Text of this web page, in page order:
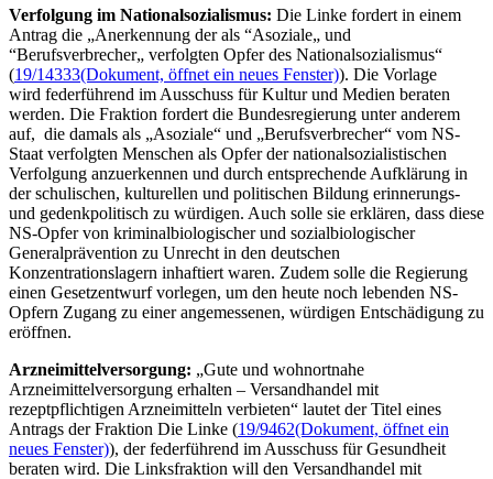
Verfolgung im Nationalsozialismus: Die Linke fordert in einem
Antrag die „Anerkennung der als “Asoziale„ und
“Berufsverbrecher„ verfolgten Opfer des Nationalsozialismus“
(19/14333(Dokument, öffnet ein neues Fenster)). Die Vorlage
wird federführend im Ausschuss für Kultur und Medien beraten
werden. Die Fraktion fordert die Bundesregierung unter anderem
auf, die damals als „Asoziale“ und „Berufsverbrecher“ vom NS-
Staat verfolgten Menschen als Opfer der nationalsozialistischen
Verfolgung anzuerkennen und durch entsprechende Aufklärung in
der schulischen, kulturellen und politischen Bildung erinnerungs-
und gedenkpolitisch zu würdigen. Auch solle sie erklären, dass diese
NS-Opfer von kriminalbiologischer und sozialbiologischer
Generalprävention zu Unrecht in den deutschen
Konzentrationslagern inhaftiert waren. Zudem solle die Regierung
einen Gesetzentwurf vorlegen, um den heute noch lebenden NS-
Opfern Zugang zu einer angemessenen, würdigen Entschädigung zu
eröffnen.
Arzneimittelversorgung: „Gute und wohnortnahe
Arzneimittelversorgung erhalten – Versandhandel mit
rezeptpflichtigen Arzneimitteln verbieten“ lautet der Titel eines
Antrags der Fraktion Die Linke (19/9462(Dokument, öffnet ein
neues Fenster)), der federführend im Ausschuss für Gesundheit
beraten wird. Die Linksfraktion will den Versandhandel mit